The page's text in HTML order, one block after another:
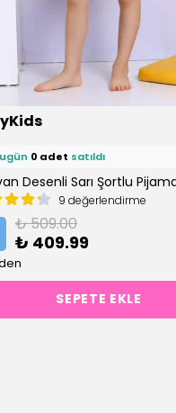
Bu ürünü1 kişifavoriledi!
0 kişi
0 adet satıldı
Desenli Sarı Şortlu
9 değerlendirme
₺ 509.00
₺ 409.99
SEPETE EKLE